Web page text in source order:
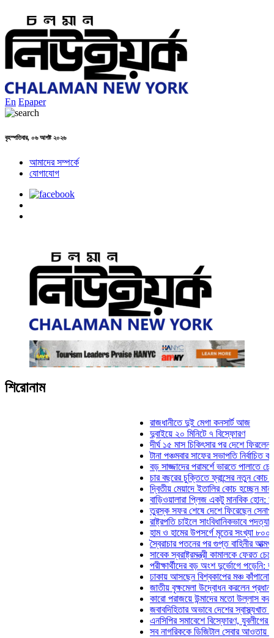
En Epaper
বৃহস্পতিবার, ০৬ আগষ্ট ২০২৬
আমাদের সম্পর্কে
যোগাযোগ
শিরোনাম
রাজধানীতে দুই মেগা কনসার্ট আজ
দুবাইয়ে ২০ মিনিটে ৭ বিস্ফোরণ
দীর্ঘ ১৫ মাস চিকিৎসার পর দেশে ফিরলেন ইলিয়াস
টানা পঞ্চমবার সাফের সভাপতি নির্বাচিত কাজী
বড় সাজ্জাদের পরামর্শে ভারতে পালাতে
চার বছরের চুক্তিতে ফ্রান্সের নতুন কোচ জিদান
দ্বিতীয় মেয়াদে ইতালির কোচ হচ্ছেন মানচিনি
বাড়িওয়ালারা প্লিজ একটু মানবিক হোন: মনিরা মিঠু
তুরস্ক সফর শেষে দেশে ফিরেছেন সেনাপ্রধান
রাষ্ট্রপতি চাইলে সাংবিধানিকভাবে পদত্যাগ করতে
হাম ও হামের উপসর্গে মৃতের সংখ্যা ৮০০ ছাড়াল
স্বৈরাচার পতনের পর গুপ্ত বাহিনীর আত্মপ্রকাশ:
সাবেক স্বরাষ্ট্রমন্ত্রী কামালকে ফেরত চেয়ে
পরীক্ষার্থীদের বড় অংশ দুর্ভোগে পড়েনি: ড. মাহ্‌দী
ঢাকায় আসছেন বিশ্বকাপের মঞ্চ কাঁপানো সেই
জাতীয় বৃক্ষমেলা উদ্বোধন করলেন প্রধানমন্ত্রী
কারো পরাজয়ে উন্মাদের মতো উল্লাস করতে হয়
জবাবদিহিতার অভাবে দেশের স্বাস্থ্যখাত নানা
এনসিপির সমাবেশে বিস্ফোরণ, যুবলীগের দুই
সব নাগরিককে ডিজিটাল সেবার আওতায় আনতে